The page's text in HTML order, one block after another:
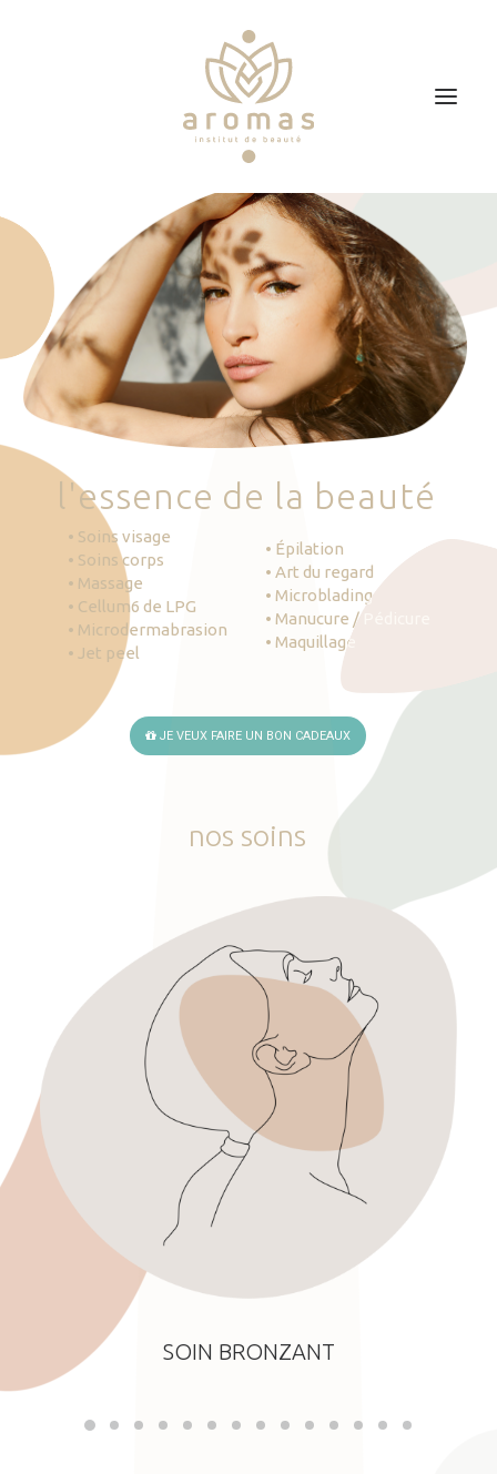
Soins
Je veux faire un bon cadeau
Plan d’accès
Prendre RDV
'essence de la beauté
• Soins visage
• Soins corps
• Massage
• Cellum6 de LPG
• Microdermabrasion
• Jet peel
• Épilation
• Art du regard
• Microblading
• Manucure / Pédicure
• Maquillage
JE VEUX FAIRE UN BON CADEAUX
nos soins
SOIN BRONZANT